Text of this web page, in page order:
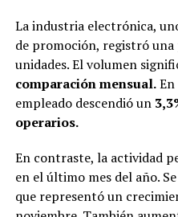
La industria electrónica,
de promoción, registró
unidades. El volumen
comparación mensual.En
empleado descendió un
operarios.
En contraste, la actividad
en el último mes del año.
que representó un